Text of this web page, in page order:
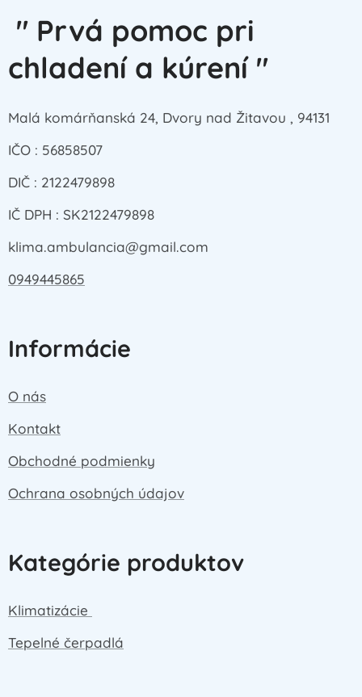
" Prvá pomoc pri
chladení a kúrení "
Malá komárňanská 24, Dvory nad Žitavou , 94131
IČO : 56858507
DIČ : 2122479898
IČ DPH : SK2122479898
klima.ambulancia@gmail.com
0949445865
Informácie
O nás
Kontakt
Obchodné podmienky
Ochrana osobných údajov
Kategórie produktov
Klimatizácie
Tepelné čerpadlá